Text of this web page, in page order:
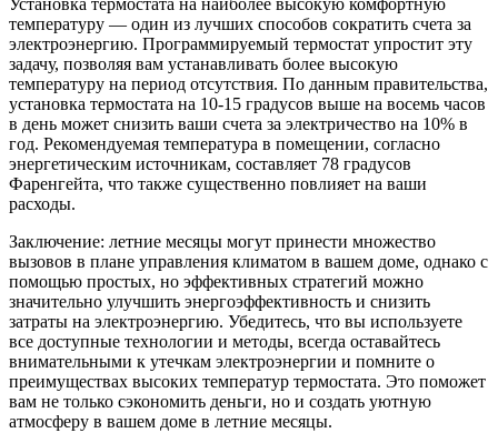
Установка термостата на наиболее высокую комфортную
температуру — один из лучших способов сократить счета за
электроэнергию. Программируемый термостат упростит эту
задачу, позволяя вам устанавливать более высокую
температуру на период отсутствия. По данным правительства,
установка термостата на 10-15 градусов выше на восемь часов
в день может снизить ваши счета за электричество на 10% в
год. Рекомендуемая температура в помещении, согласно
энергетическим источникам, составляет 78 градусов
Фаренгейта, что также существенно повлияет на ваши
расходы.
Заключение: летние месяцы могут принести множество
вызовов в плане управления климатом в вашем доме, однако с
помощью простых, но эффективных стратегий можно
значительно улучшить энергоэффективность и снизить
затраты на электроэнергию. Убедитесь, что вы используете
все доступные технологии и методы, всегда оставайтесь
внимательными к утечкам электроэнергии и помните о
преимуществах высоких температур термостата. Это поможет
вам не только сэкономить деньги, но и создать уютную
атмосферу в вашем доме в летние месяцы.